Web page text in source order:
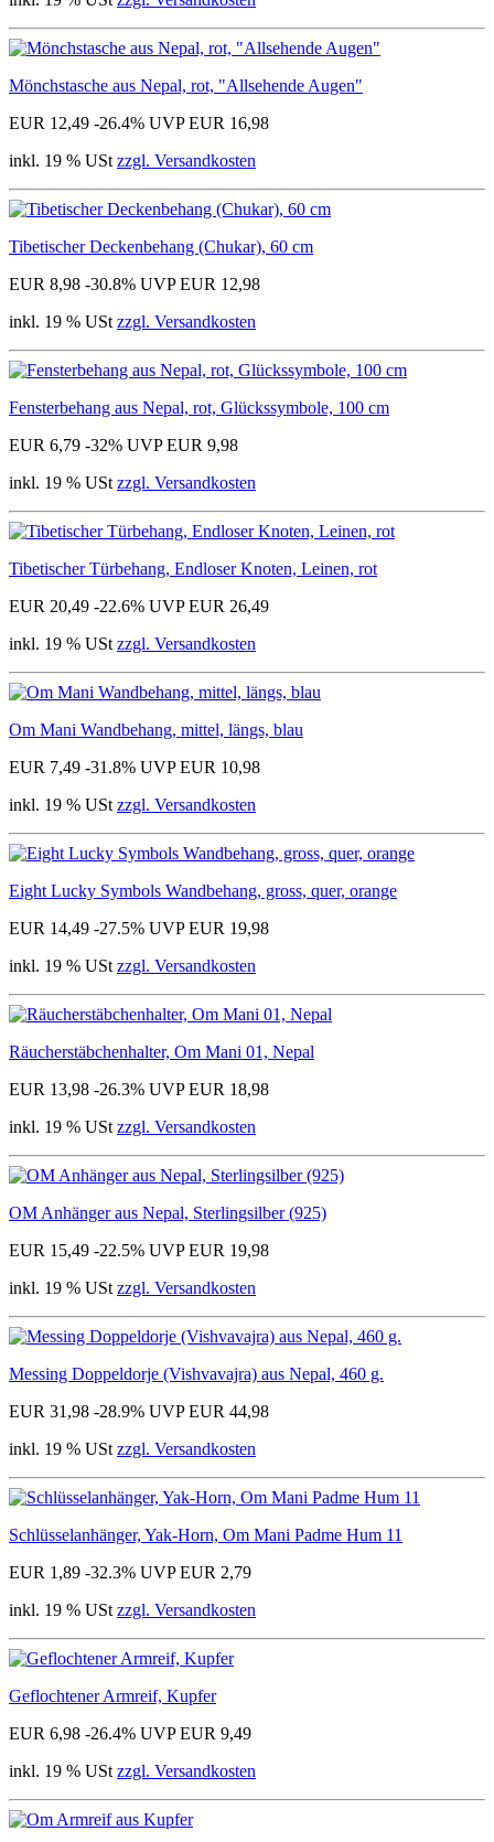
Mönchstasche aus Nepal, rot, "Allsehende Augen"
EUR 12,49 -26.4% UVP EUR 16,98
inkl. 19 % USt zzgl. Versandkosten
Tibetischer Deckenbehang (Chukar), 60 cm
EUR 8,98 -30.8% UVP EUR 12,98
inkl. 19 % USt zzgl. Versandkosten
Fensterbehang aus Nepal, rot, Glückssymbole, 100 cm
EUR 6,79 -32% UVP EUR 9,98
inkl. 19 % USt zzgl. Versandkosten
Tibetischer Türbehang, Endloser Knoten, Leinen, rot
EUR 20,49 -22.6% UVP EUR 26,49
inkl. 19 % USt zzgl. Versandkosten
Om Mani Wandbehang, mittel, längs, blau
EUR 7,49 -31.8% UVP EUR 10,98
inkl. 19 % USt zzgl. Versandkosten
Eight Lucky Symbols Wandbehang, gross, quer, orange
EUR 14,49 -27.5% UVP EUR 19,98
inkl. 19 % USt zzgl. Versandkosten
Räucherstäbchenhalter, Om Mani 01, Nepal
EUR 13,98 -26.3% UVP EUR 18,98
inkl. 19 % USt zzgl. Versandkosten
OM Anhänger aus Nepal, Sterlingsilber (925)
EUR 15,49 -22.5% UVP EUR 19,98
inkl. 19 % USt zzgl. Versandkosten
Messing Doppeldorje (Vishvavajra) aus Nepal, 460 g.
EUR 31,98 -28.9% UVP EUR 44,98
inkl. 19 % USt zzgl. Versandkosten
Schlüsselanhänger, Yak-Horn, Om Mani Padme Hum 11
EUR 1,89 -32.3% UVP EUR 2,79
inkl. 19 % USt zzgl. Versandkosten
Geflochtener Armreif, Kupfer
EUR 6,98 -26.4% UVP EUR 9,49
inkl. 19 % USt zzgl. Versandkosten